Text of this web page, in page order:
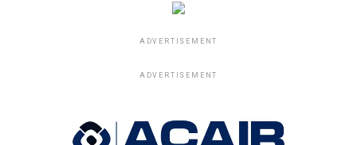
ADVERTISEMENT
ADVERTISEMENT